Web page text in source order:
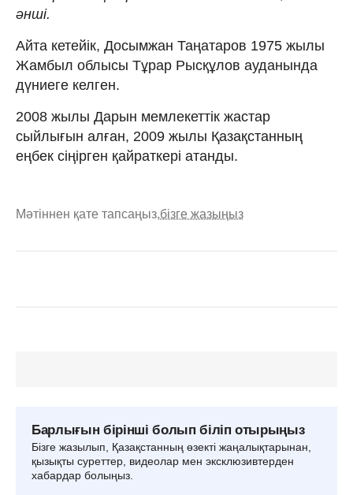
әнші.
Айта кетейік, Досымжан Таңатаров 1975 жылы
Жамбыл облысы Тұрар Рысқұлов ауданында
дүниеге келген.
2008 жылы Дарын мемлекеттік жастар
сыйлығын алған, 2009 жылы Қазақстанның
еңбек сіңірген қайраткері атанды.
Мәтіннен қате тапсаңыз,бізге жазыңыз
Барлығын бірінші болып біліп отырыңыз
Бізге жазылып, Қазақстанның өзекті жаңалықтарынан,
қызықты суреттер, видеолар мен эксклюзивтерден
хабардар болыңыз.